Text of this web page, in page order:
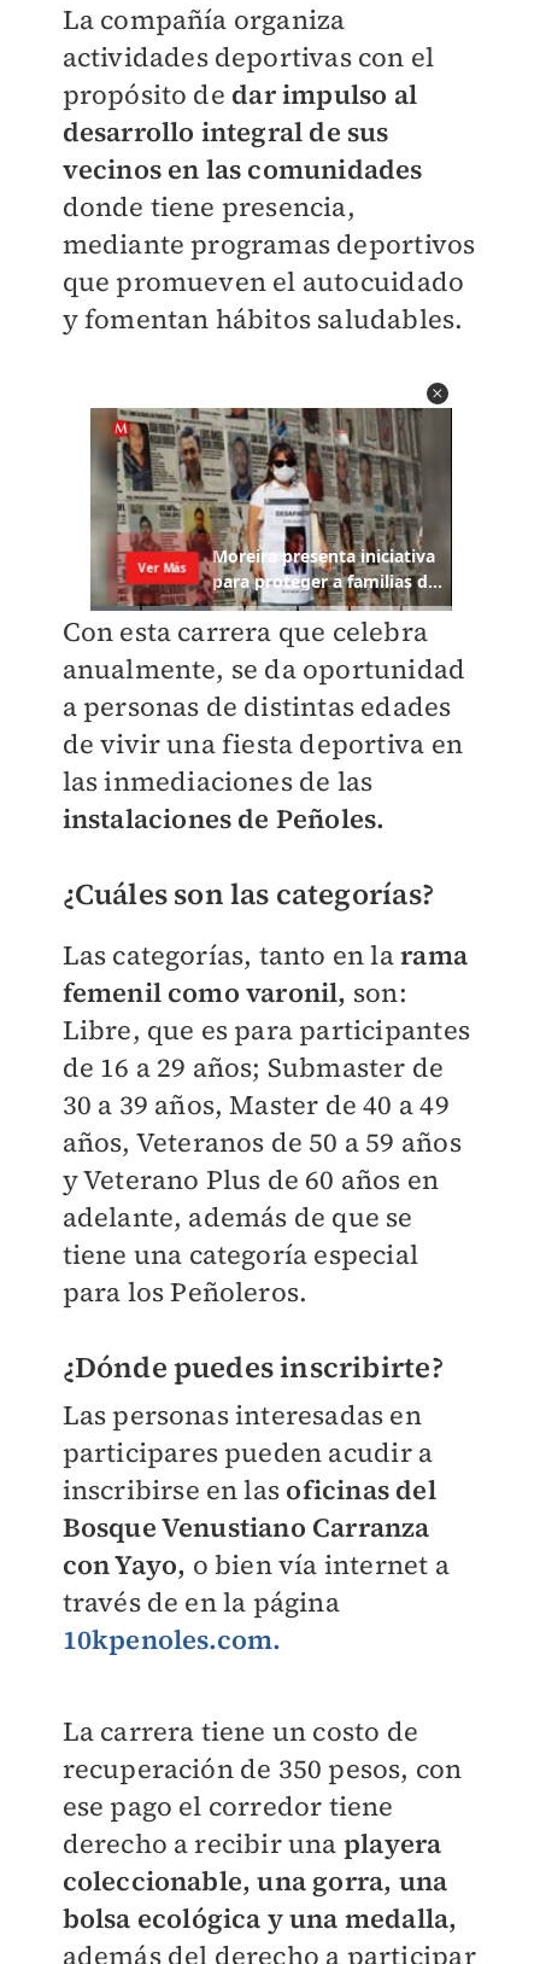
La compañía organiza
actividades deportivas con el
propósito de dar impulso al
desarrollo integral de sus
vecinos en las comunidades
donde tiene presencia,
mediante programas deportivos
que promueven el autocuidado
y fomentan hábitos saludables.
Con esta carrera que celebra
anualmente, se da oportunidad
a personas de distintas edades
de vivir una fiesta deportiva en
las inmediaciones de las
instalaciones de Peñoles.
¿Cuáles son las categorías?
Las categorías, tanto en larama
femenil como varonil, son:
Libre, que es para participantes
de 16 a 29 años; Submaster de
30 a 39 años, Master de 40 a 49
años, Veteranos de 50 a 59 años
y Veterano Plus de 60 años en
adelante, además de que se
tiene una categoría especial
para los Peñoleros.
¿Dónde puedes inscribirte?
Las personas interesadas en
participares pueden acudir a
inscribirse en las oficinas del
Bosque Venustiano Carranza
con Yayo, o bien vía internet a
través de en la página
10kpenoles.com.
La carrera tiene un costo de
recuperación de 350 pesos, con
ese pago el corredor tiene
derecho a recibir una playera
coleccionable, una gorra, una
bolsa ecológica y una medalla,
además del derecho a participar